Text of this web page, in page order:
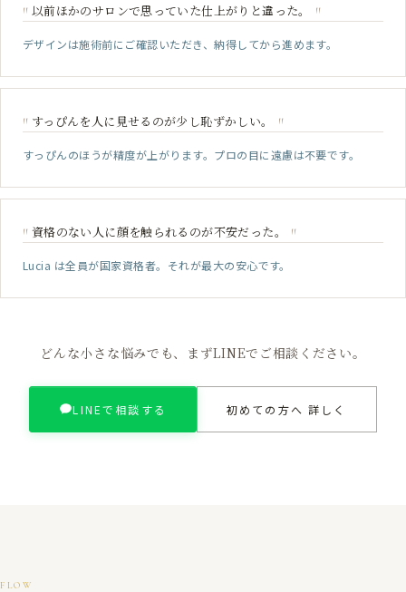
" 以前ほかのサロンで思っていた仕上がりと違った。 "
デザインは施術前にご確認いただき、納得してから進めます。
" すっぴんを人に見せるのが少し恥ずかしい。 "
すっぴんのほうが精度が上がります。プロの目に遠慮は不要です。
" 資格のない人に顔を触られるのが不安だった。 "
Lucia は全員が国家資格者。それが最大の安心です。
どんな小さな悩みでも、まずLINEでご相談ください。
LINEで相談する 初めての方へ 詳しく
FLOW